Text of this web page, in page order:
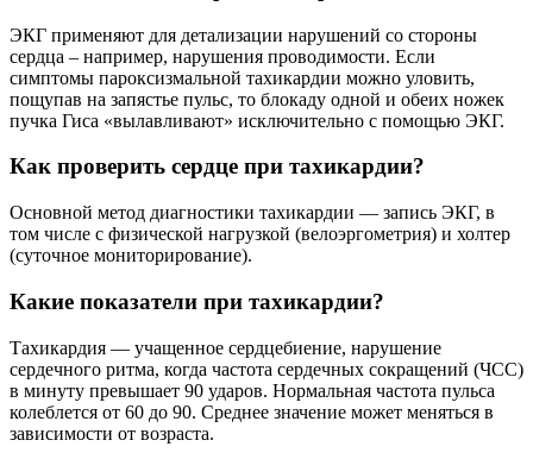
ЭКГ применяют для детализации нарушений со стороны
сердца – например, нарушения проводимости. Если
симптомы пароксизмальной тахикардии можно уловить,
пощупав на запястье пульс, то блокаду одной и обеих ножек
пучка Гиса «вылавливают» исключительно с помощью ЭКГ.
Как проверить сердце при тахикардии?
Основной метод диагностики тахикардии — запись ЭКГ, в
том числе с физической нагрузкой (велоэргометрия) и холтер
(суточное мониторирование).
Какие показатели при тахикардии?
Тахикардия — учащенное сердцебиение, нарушение
сердечного ритма, когда частота сердечных сокращений (ЧСС)
в минуту превышает 90 ударов. Нормальная частота пульса
колеблется от 60 до 90. Среднее значение может меняться в
зависимости от возраста.